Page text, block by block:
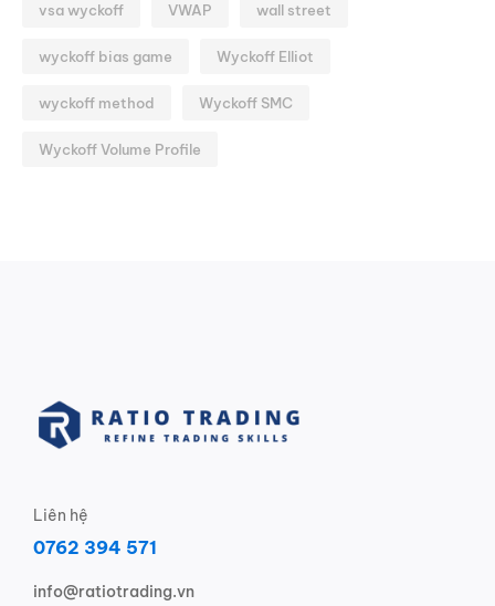
vsa wyckoff VWAP wall street
wyckoff bias game Wyckoff Elliot
wyckoff method Wyckoff SMC
Wyckoff Volume Profile
Liên hệ
0762 394 571
info@ratiotrading.vn